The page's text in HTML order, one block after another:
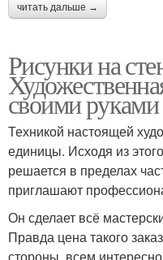
читать дальше →
Рисунки на
своими руками
Техникой настоящей
единицы. Исходя из
решается в пределах
приглашают
Он сделает всё
Правда цена такого